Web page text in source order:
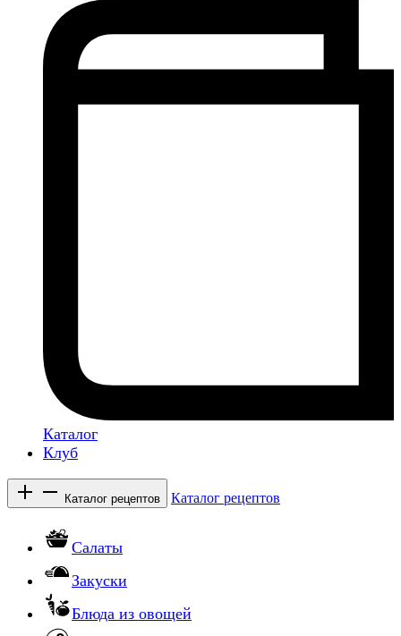
Каталог
Клуб
Каталог рецептов Каталог рецептов
Салаты
Закуски
Блюда из овощей